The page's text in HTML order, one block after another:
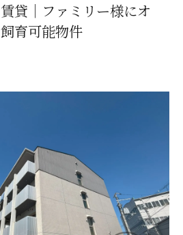
貸｜ファミリー様にオ
育可能物件